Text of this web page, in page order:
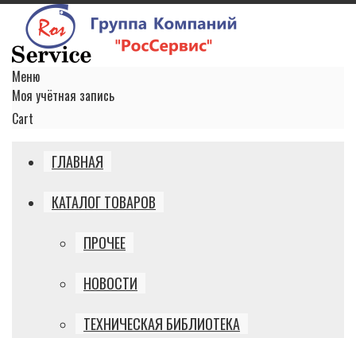
Меню
Моя учётная запись
Cart
ГЛАВНАЯ
КАТАЛОГ ТОВАРОВ
ПРОЧЕЕ
НОВОСТИ
ТЕХНИЧЕСКАЯ БИБЛИОТЕКА